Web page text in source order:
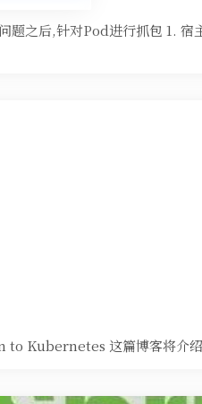
题之后,针对Pod进行抓包 1. 宿
to Kubernetes 这篇博客将介